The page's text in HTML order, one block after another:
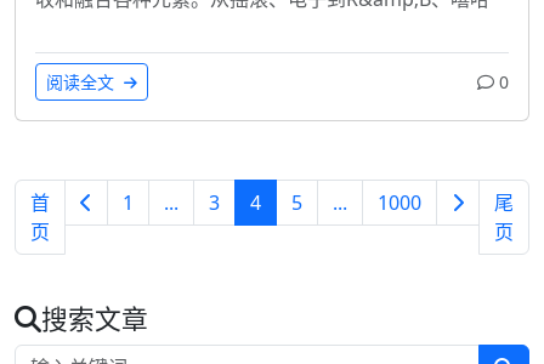
阅读全文 0
首
页
1 ... 3 4 5 ... 1000
尾
页
搜索文章